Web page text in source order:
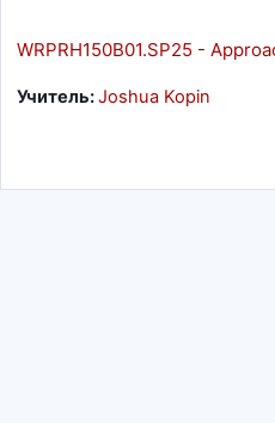
WRPRH150B01.SP25 -
Учитель:Joshua Kopin